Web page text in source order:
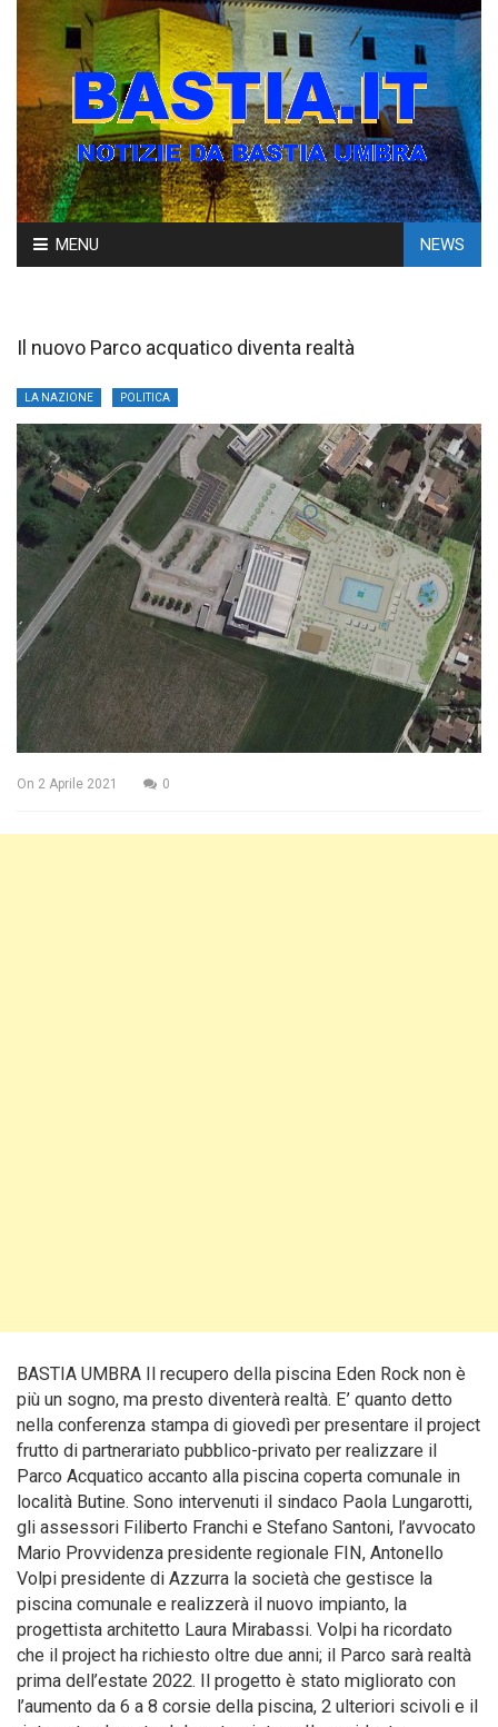
Skip
to
MENU NEWS
Il nuovo Parco acquatico diventa realtà
LA NAZIONE POLITICA
On 2 Aprile 2021 0
BASTIA UMBRA Il recupero della piscina Eden Rock non è
più un sogno, ma presto diventerà realtà. E’ quanto detto
nella conferenza stampa di giovedì per presentare il project
frutto di partnerariato pubblico-privato per realizzare il
Parco Acquatico accanto alla piscina coperta comunale in
località Butine. Sono intervenuti il sindaco Paola Lungarotti,
gli assessori Filiberto Franchi e Stefano Santoni, l’avvocato
Mario Provvidenza presidente regionale FIN, Antonello
Volpi presidente di Azzurra la società che gestisce la
piscina comunale e realizzerà il nuovo impianto, la
progettista architetto Laura Mirabassi. Volpi ha ricordato
che il project ha richiesto oltre due anni; il Parco sarà realtà
prima dell’estate 2022. Il progetto è stato migliorato con
l’aumento da 6 a 8 corsie della piscina, 2 ulteriori scivoli e il